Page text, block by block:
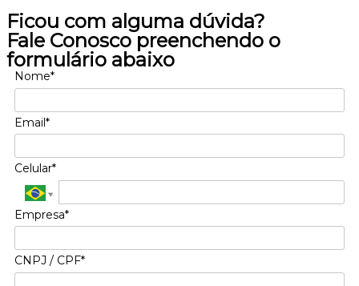
Ficou com alguma dúvida?
Fale Conosco preenchendo o
formulário abaixo
Nome*
Email*
Celular*
Empresa*
CNPJ / CPF*